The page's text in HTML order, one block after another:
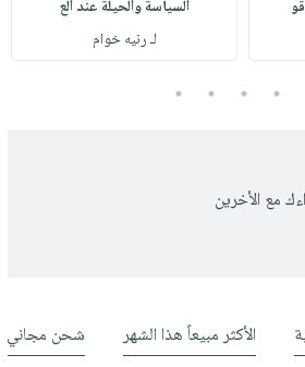
السياسة والحيلة عند الع
لـ رنيه خوام
2
3
4
5
مع الأخرين
الأكثر مبيعاً هذا الشهر شحن مجاني